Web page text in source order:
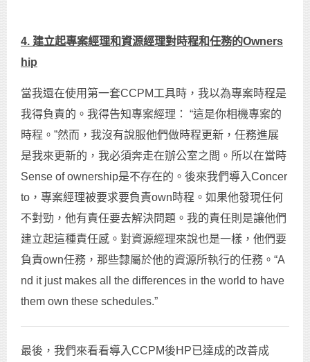
4. 建立起專案經理和資源經理對時程和任務的Owners
hip
當我還在使用第一套CCPM工具時，我以為專案時程是
我得負責的。我得告知專案經理： “這是你相機專案的
時程。”然而，我沒有說服他們做時程更新，任務進展
是我來更新的，我必須奔走在辦公室之間。所以在當時
Sense of ownership是不存在的。後來我們導入Concer
to，專案經理被要求要負責own時程。如果他發現任何
不對勁，他有責任要去解決問題。我的責任則是讓他們
建立起這種責任感。對資源經理來說也是一樣，他們要
負責own任務，那些隸屬於他的資源所執行的任務。“A
nd it just makes all the differences in the world to have
them own these schedules.”
最後，我們來看看導入CCPM後HP已達成的改善成